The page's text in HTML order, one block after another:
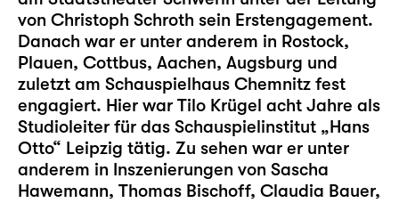
von Christoph Schroth sein Erstengagement.
Danach war er unter anderem in Rostock,
Plauen, Cottbus, Aachen, Augsburg und
zuletzt am Schauspielhaus Chemnitz fest
engagiert. Hier war Tilo Krügel acht Jahre als
Studioleiter für das Schauspielinstitut „Hans
Otto“ Leipzig tätig. Zu sehen war er unter
anderem in Inszenierungen von Sascha
Hawemann, Thomas Bischoff, Claudia Bauer,